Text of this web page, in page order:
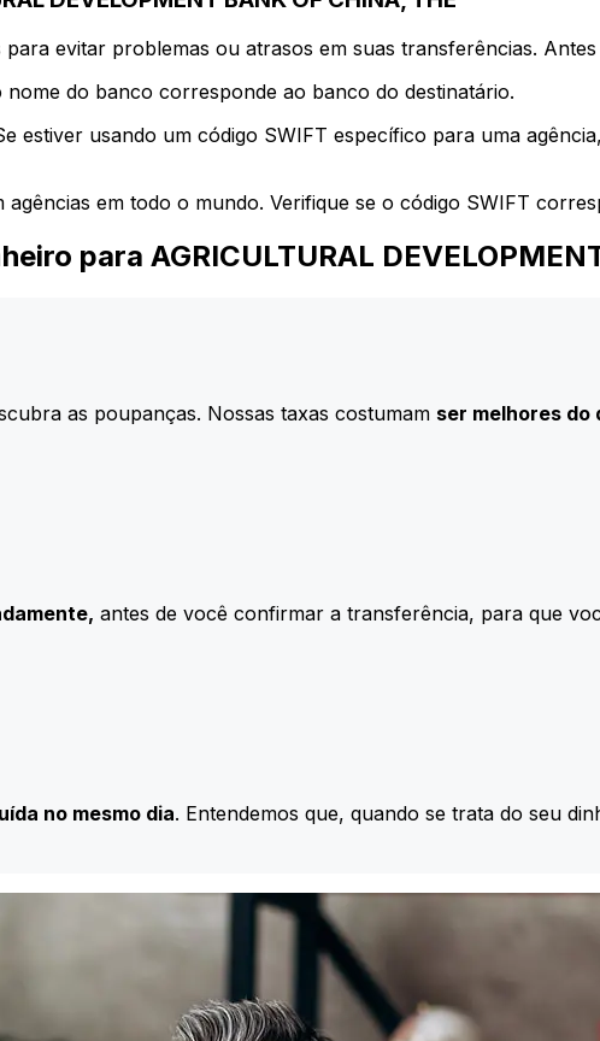
evitar problemas ou atrasos em suas transferências.
nome do banco corresponde ao banco do destinatário.
estiver usando um código SWIFT específico para uma
agências em todo o mundo. Verifique se o código SWIFT
para AGRICULTURAL
as poupanças. Nossas taxas costumam ser melhores do
antes de você confirmar a transferência, para que
no mesmo dia. Entendemos que, quando se trata do seu